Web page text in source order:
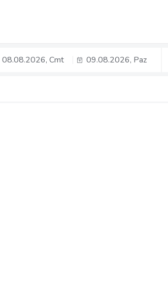
08.08.2026, Cmt 09.08.2026, Paz